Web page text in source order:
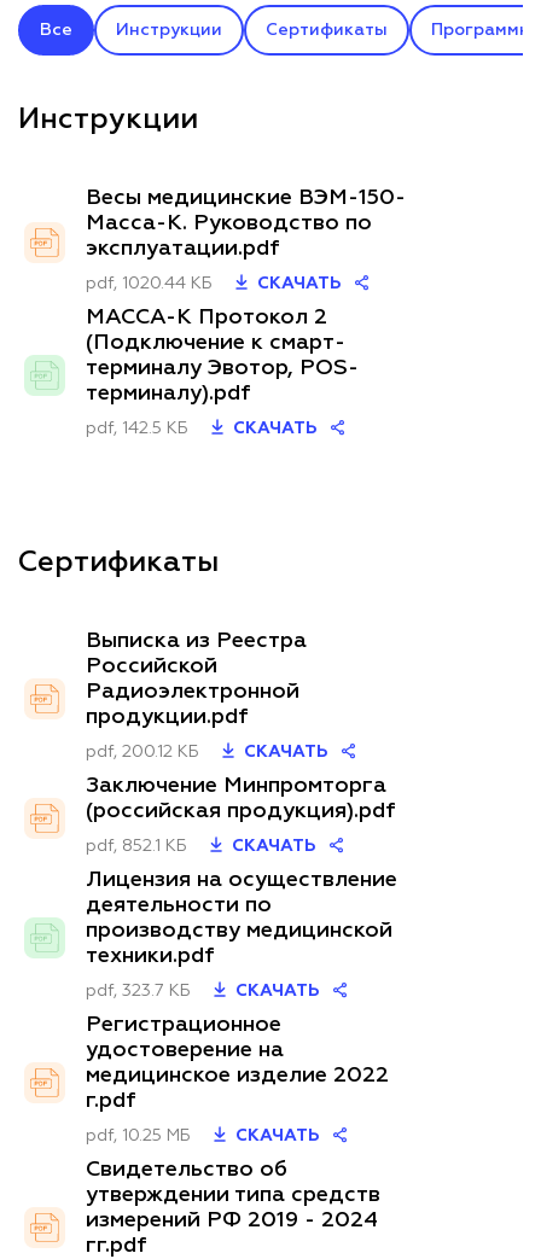
Все Инструкции Сертификаты
Инструкции
Весы медицинские ВЭМ-150-
Масса-К. Руководство по
эксплуатации.pdf
pdf, 1020.44 КБ СКАЧАТЬ
МАССА-К Протокол 2
(Подключение к смарт-
терминалу Эвотор, POS-
терминалу).pdf
pdf, 142.5 КБ СКАЧАТЬ
Сертификаты
Выписка из Реестра
Российской
Радиоэлектронной
продукции.pdf
pdf, 200.12 КБ СКАЧАТЬ
Заключение Минпромторга
(российская продукция).pdf
pdf, 852.1 КБ СКАЧАТЬ
Лицензия на осуществление
деятельности по
производству медицинской
техники.pdf
pdf, 323.7 КБ СКАЧАТЬ
Регистрационное
удостоверение на
медицинское изделие 2022
г.pdf
pdf, 10.25 МБ СКАЧАТЬ
Свидетельство об
утверждении типа средств
измерений РФ 2019 - 2024
гг.pdf